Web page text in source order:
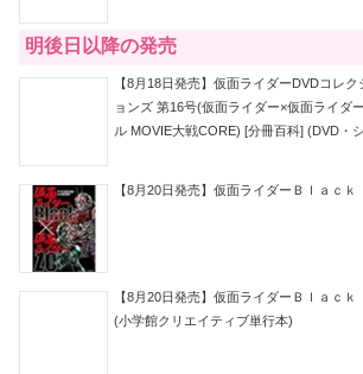
明後日以降の発売
【8月18日発売】仮面ライダーDVDコレ
ョンズ 第16号(仮面ライダー×仮面ライダ
ル MOVIE大戦CORE) [分冊百科] (DVD・
【8月20日発売】仮面ライダーＢｌａｃ
【8月20日発売】仮面ライダーＢｌａｃ
(小学館クリエイティブ単行本)